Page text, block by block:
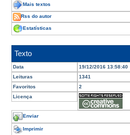
Mais textos
Rss do autor
Estatísticas
Texto
Data
19/12/2016 13:58:40
Leituras
1341
Favoritos
2
Licença
Enviar
Imprimir